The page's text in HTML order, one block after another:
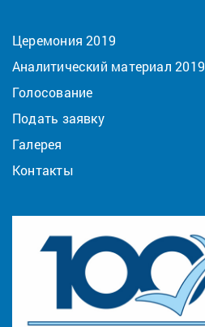
Церемония 2019
Аналитический материал 2019
Голосование
Подать заявку
Галерея
Контакты